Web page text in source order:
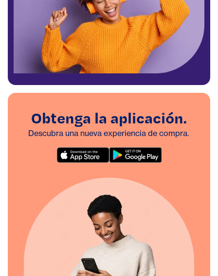
Obtenga la aplicación.
Descubra una nueva experiencia de compra.